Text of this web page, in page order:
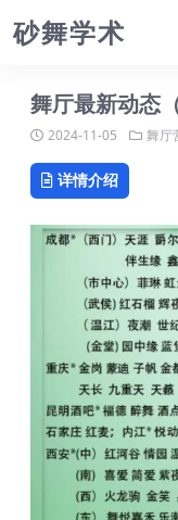
砂舞学术
舞厅最新动态
2024-11-05 舞厅
详情介绍